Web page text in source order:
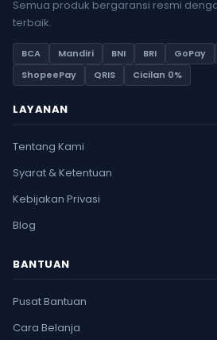
Semua produk bergaransi resmi
terbaik.
BCA Mandiri BNI BRI GoPay
ShopeePay
QRIS Cicilan 0%
LAYANAN
Tentang Kami
Syarat & Ketentuan
Kebijakan Privasi
Blog
BANTUAN
Pusat Bantuan
Cara Belanja